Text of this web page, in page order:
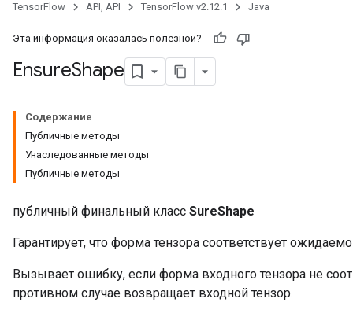
TensorFlow API, API TensorFlow v2.12.1 Java
Эта информация оказалась полезной?
EnsureShape
Содержание
Публичные методы
Унаследованные методы
Публичные методы
публичный финальный класс SureShape
Гарантирует, что форма тензора соответствует
Вызывает ошибку, если форма входного тензора не
противном случае возвращает входной тензор.